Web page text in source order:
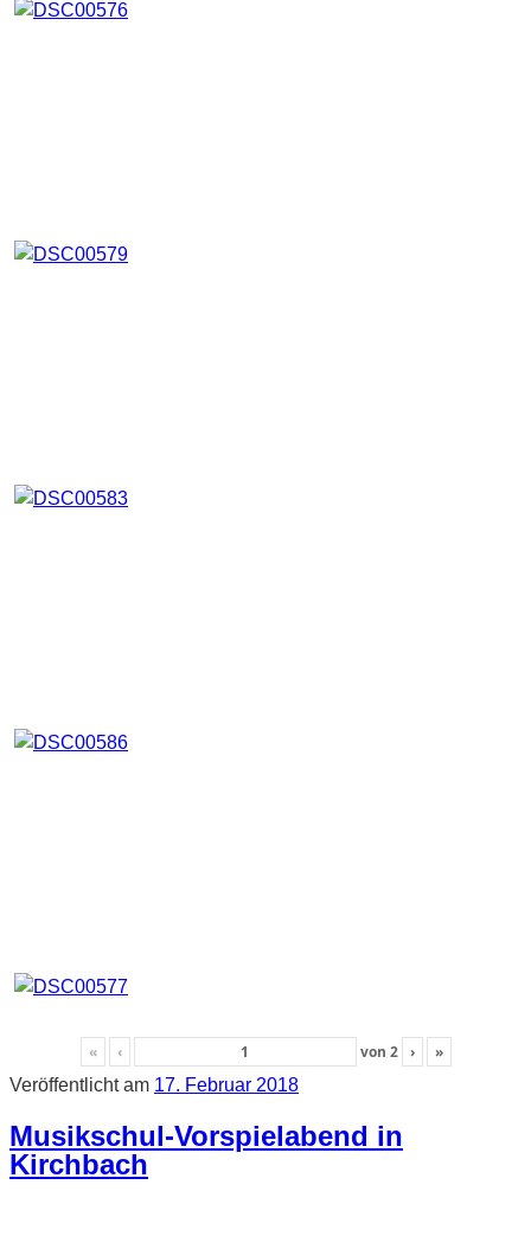
« ‹ von 2 ›
»
Veröffentlicht am 17. Februar 2018
Musikschul-Vorspielabend in
Kirchbach